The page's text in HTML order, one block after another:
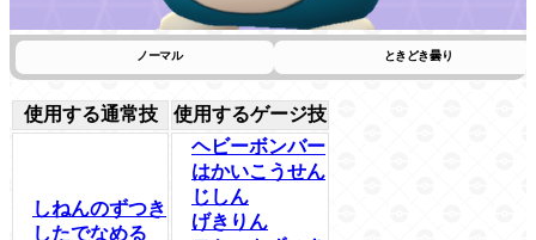
ノーマル ときどき曇り
使用する通常技 使用するゲージ技
しねんのずつき
したでなめる
ヘビーボンバー
はかいこうせん
じしん
げきりん